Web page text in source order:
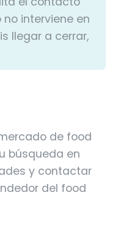
interviene en
llegar a cerrar,
de food
búsqueda en
y contactar
del food